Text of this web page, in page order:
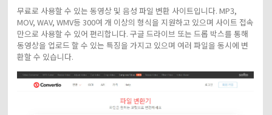
무료로 사용할 수 있는 동영상 및 음성 파일 변환 사이트입니다. MP3,
MOV, WAV, WMV등 300여 개 이상의 형식을 지원하고 있으며 사이트 접속
만으로 사용할 수 있어 편리합니다. 구글 드라이브 또는 드롭 박스를 통해
동영상을 업로드 할 수 있는 특징을 가지고 있으며 여러 파일을 동시에 변
환할 수 있습니다.